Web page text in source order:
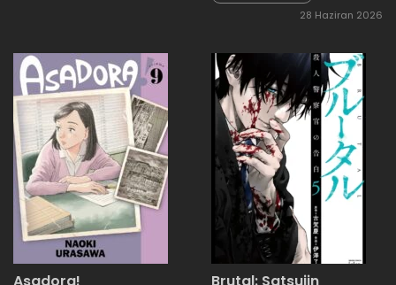
28 Haziran 2026
Asadora!
Brutal: Satsujin